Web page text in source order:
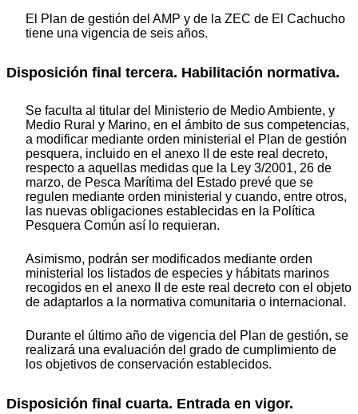
El Plan de gestión del AMP y de la ZEC de El Cachucho
tiene una vigencia de seis años.
Disposición final tercera. Habilitación normativa.
Se faculta al titular del Ministerio de Medio Ambiente, y
Medio Rural y Marino, en el ámbito de sus competencias,
a modificar mediante orden ministerial el Plan de gestión
pesquera, incluido en el anexo II de este real decreto,
respecto a aquellas medidas que la Ley 3/2001, 26 de
marzo, de Pesca Marítima del Estado prevé que se
regulen mediante orden ministerial y cuando, entre otros,
las nuevas obligaciones establecidas en la Política
Pesquera Común así lo requieran.
Asimismo, podrán ser modificados mediante orden
ministerial los listados de especies y hábitats marinos
recogidos en el anexo II de este real decreto con el objeto
de adaptarlos a la normativa comunitaria o internacional.
Durante el último año de vigencia del Plan de gestión, se
realizará una evaluación del grado de cumplimiento de
los objetivos de conservación establecidos.
Disposición final cuarta. Entrada en vigor.